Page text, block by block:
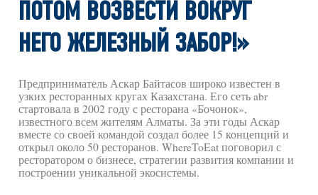
ПОТОМ ВОЗВЕСТИ ВОКРУГ
НЕГО ЖЕЛЕЗНЫЙ ЗАБОР!»
Предприниматель Аскар Байтасов широко известен в
узких ресторанных кругах Казахстана. Его сеть abr
стартовала в 2002 году с ресторана «Бочонок»,
известного всем жителям Алматы. За эти годы Аскар
вместе со своей командой создал более 15 концепций и
открыл около 50 ресторанов. WhereToEat поговорил с
ресторатором о бизнесе, стратегии развития компании и
построении уникальной экосистемы.